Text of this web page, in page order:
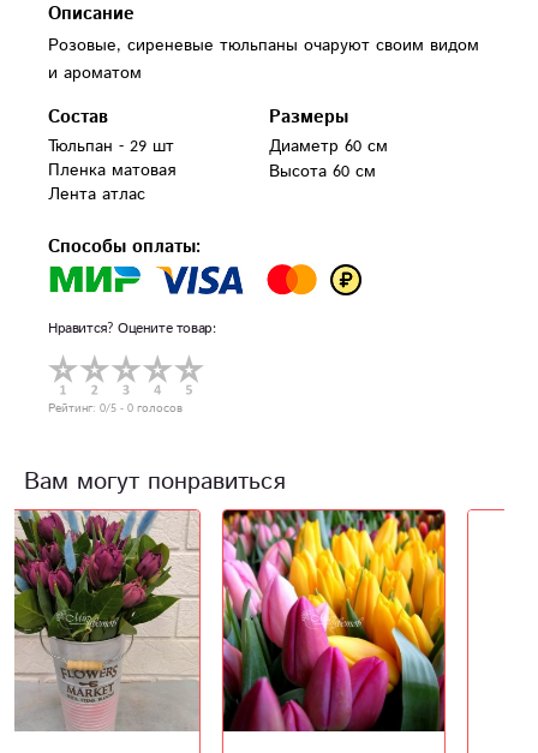
Описание
Розовые, сиреневые тюльпаны очаруют своим видом
и ароматом
Состав
Тюльпан - 29 шт
Пленка матовая
Лента атлас
Размеры
Диаметр 60 см
Высота 60 см
Способы оплаты:
Нравится? Оцените товар:
Рейтинг: 0/5 - 0 голосов
Вам могут понравиться